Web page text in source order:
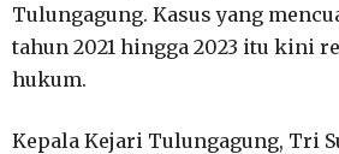
Tulungagung. Kasus yang
tahun 2021 hingga 2023 itu kini
hukum.
Kepala Kejari Tulungagung, Tri